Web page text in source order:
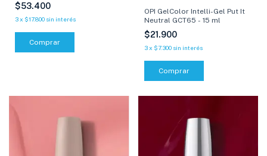
$53.400
3x $17.800 sin interés
OPI GelColor Intelli-Gel Put It
Neutral GCT65 - 15 ml
$21.900
3 x $7.300 sin interés
Comprar